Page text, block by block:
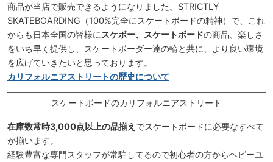
商品が当店で販売できるようになりました。STRICTLY
SKATEBOARDING（100%完全にスケートボードの精神）で、これ
からも日本全国の皆様に スケボー、スケートボードの商品、楽しさ
をいち早く提供し、スケートボーダー達の輪と共に、より良い環境
を広げていきたいと思っております。
カリフォルニアストリートの歴史について
スケートボードのカリフォルニアストリート
在庫数常時3,000点以上の品揃え でスケートボードに必要なすべて
が揃います。
経験豊富な専門スタッフが常駐してるので初心者の方からヘビーユ